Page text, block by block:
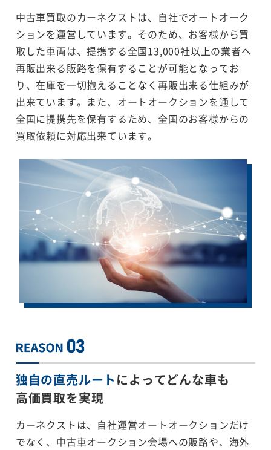
中古車買取のカーネクストは、自社でオートオーク
ションを運営しています。そのため、お客様から買
取した車両は、提携する全国13,000社以上の業者へ
再販出来る販路を保有することが可能となってお
り、在庫を一切抱えることなく再販出来る仕組みが
出来ています。また、オートオークションを通して
全国に提携先を保有するため、全国のお客様からの
買取依頼に対応出来ています。
独自の直売ルートによってどんな車も
高価買取を実現
カーネクストは、自社運営オートオークションだけ
でなく、中古車オークション会場への販路や、海外